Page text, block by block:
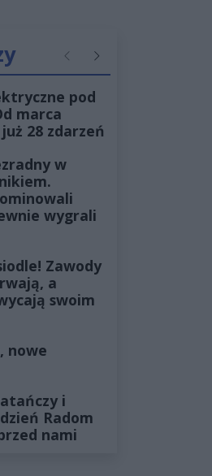
PoprzednieNastępne
pod
marca
28 zdarzeń
w
wygrali
Zawody
a
swoim
nowe
i
Radom
nami